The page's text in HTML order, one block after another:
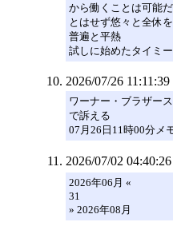
から働くことは可能
とはせず悠々と全休
普遍と平熱
試しに始めたタイミー
2026/07/26 11:11:39
ワーナー・ブラザー
で訴える
07月26日11時00分メ
2026/07/02 04:40:26
2026年06月 «
31
» 2026年08月